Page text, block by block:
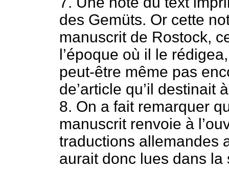
des Gemüts. Or cette
manuscrit de Rostock,
l’époque où il le
peut-être même pas
de’article qu’il destinait
8. On a fait remarquer
manuscrit renvoie à
traductions allemandes
aurait donc lues dans